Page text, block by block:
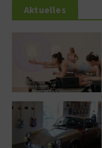
Aktuelles